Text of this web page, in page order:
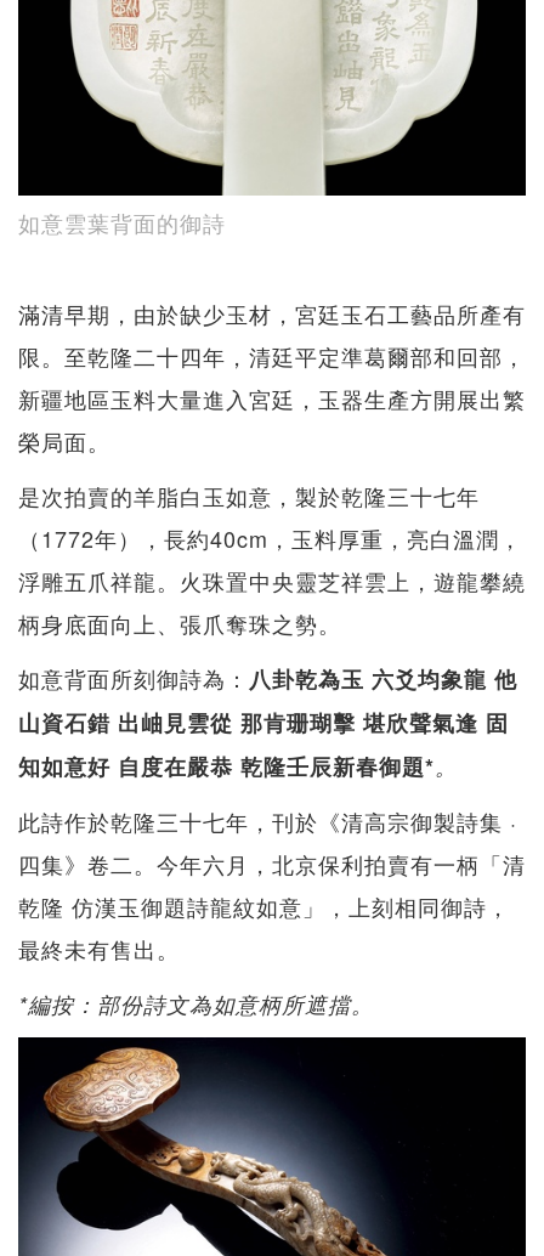
如意雲葉背面的御詩
滿清早期，由於缺少玉材，宮廷玉石工藝品所產有
限。至乾隆二十四年，清廷平定準葛爾部和回部，
新疆地區玉料大量進入宮廷，玉器生產方開展出繁
榮局面。
是次拍賣的羊脂白玉如意，製於乾隆三十七年
（1772年），長約40cm，玉料厚重，亮白溫潤，
浮雕五爪祥龍。火珠置中央靈芝祥雲上，遊龍攀繞
柄身底面向上、張爪奪珠之勢。
如意背面所刻御詩為： 八卦乾為玉 六爻均象龍 他
山資石錯 出岫見雲從 那肯珊瑚擊 堪欣聲氣逢 固
知如意好 自度在嚴恭 乾隆壬辰新春御題*。
此詩作於乾隆三十七年，刊於《清高宗御製詩集 ·
四集》卷二。今年六月，北京保利拍賣有一柄「清
乾隆 仿漢玉御題詩龍紋如意」，上刻相同御詩，
最終未有售出。
*編按：部份詩文為如意柄所遮擋。